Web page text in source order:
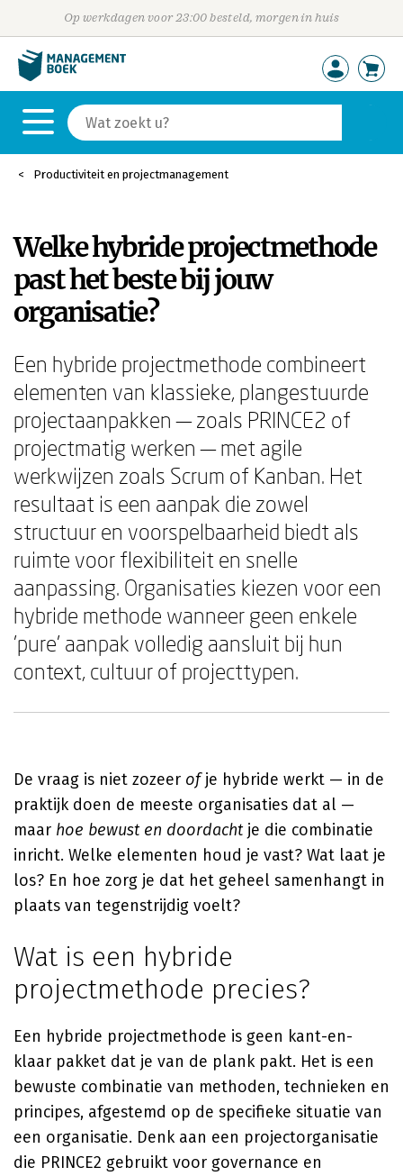
Op werkdagen voor 23:00 besteld, morgen in huis
Productiviteit en projectmanagement
Welke hybride projectmethode
past het beste bij jouw
organisatie?
Een hybride projectmethode combineert
elementen van klassieke, plangestuurde
projectaanpakken — zoals PRINCE2 of
projectmatig werken — met agile
werkwijzen zoals Scrum of Kanban. Het
resultaat is een aanpak die zowel
structuur en voorspelbaarheid biedt als
ruimte voor flexibiliteit en snelle
aanpassing. Organisaties kiezen voor een
hybride methode wanneer geen enkele
'pure' aanpak volledig aansluit bij hun
context, cultuur of projecttypen.
De vraag is niet zozeer ofje hybride werkt — in de
praktijk doen de meeste organisaties dat al —
maar hoe bewust en doordachtje die combinatie
inricht. Welke elementen houd je vast? Wat laat je
los? En hoe zorg je dat het geheel samenhangt in
plaats van tegenstrijdig voelt?
Wat is een hybride
projectmethode precies?
Een hybride projectmethode is geen kant-en-
klaar pakket dat je van de plank pakt. Het is een
bewuste combinatie van methoden, technieken en
principes, afgestemd op de specifieke situatie van
een organisatie. Denk aan een projectorganisatie
die PRINCE2 gebruikt voor governance en